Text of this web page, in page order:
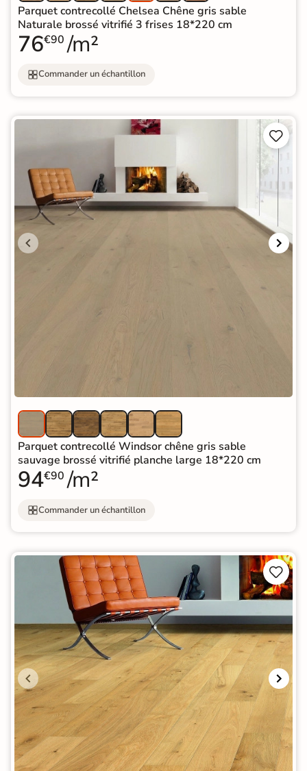
Parquet contrecollé Chelsea Chêne gris sable
Naturale brossé vitrifié 3 frises 18*220 cm
76€90 /m²
Commander un échantillon


Parquet contrecollé Windsor chêne gris sable
sauvage brossé vitrifié planche large 18*220 cm
94€90 /m²
Commander un échantillon

